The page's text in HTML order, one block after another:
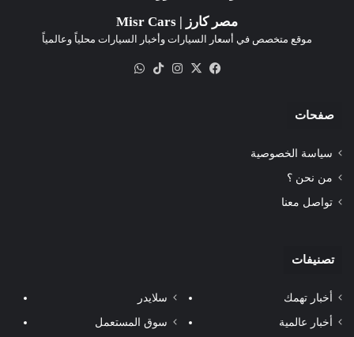
مصر كارز | Misr Cars
موقع متخصص في أسعار السيارات وأخبار السيارات محلياً وعالمياً
فيسبوك
‫X انستقرام‫TikTok
صفحات
سياسة الخصوصية
من نحن ؟
تواصل معنا
تصنيفات
أخبار تهمك
أخبار عالمية
سلايدر
سوق المستعمل